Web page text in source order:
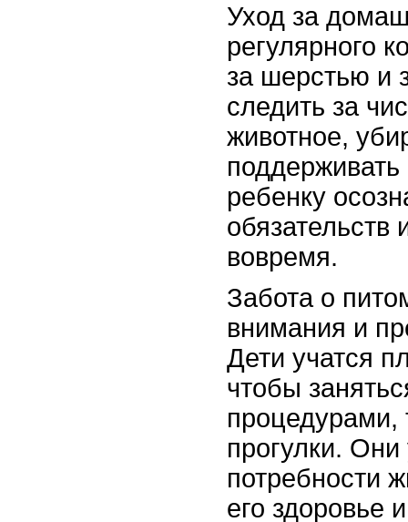
Уход за
регулярного
за шерстью и
следить за
животное,
ребенку
обязательств
вовремя.
Забота о
внимания и
Дети учатся
чтобы
процедурами,
прогулки. Они
потребности
его здоровье